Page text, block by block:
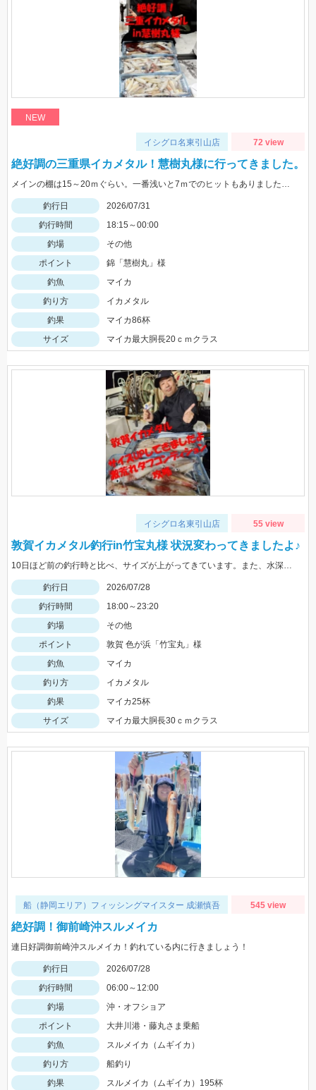
NEW
イシグロ名東引山店 72 view
絶好調の三重県イカメタル！慧樹丸様に行ってきました。
メインの棚は15～20ｍぐらい。一番浅いと7ｍでのヒットもありました。色々なカラーで釣れましたが、ケイムラ系が強かったです。サイズは小型中心の為、アタリが小さいので違和感→即フッキングですよ♪
釣行日
2026/07/31
釣行時間
18:15～00:00
釣場
その他
ポイント
錦「慧樹丸」様
釣魚
マイカ
釣り方
イカメタル
釣果
マイカ86杯
サイズ
マイカ最大胴長20ｃｍクラス
イシグロ名東引山店 55 view
敦賀イカメタル釣行in竹宝丸様 状況変わってきましたよ♪
10日ほど前の釣行時と比べ、サイズが上がってきています。また、水深も少し深くなりヒットレンジも30ｍ→40ｍにメインが変わってきている様子でした。カラーだけは変わらずケイムラ系のピンクがぶっちぎりで好反応でしたので、必ずピンク系は持って行ってください。
釣行日
2026/07/28
釣行時間
18:00～23:20
釣場
その他
ポイント
敦賀 色が浜「竹宝丸」様
釣魚
マイカ
釣り方
イカメタル
釣果
マイカ25杯
サイズ
マイカ最大胴長30ｃｍクラス
船（静岡エリア）フィッシングマイスター 成瀬慎吾 545 view
絶好調！御前崎沖スルメイカ
連日好調御前崎沖スルメイカ！釣れている内に行きましょう！
釣行日
2026/07/28
釣行時間
06:00～12:00
釣場
沖・オフショア
ポイント
大井川港・藤丸さま乗船
釣魚
スルメイカ（ムギイカ）
釣り方
船釣り
釣果
スルメイカ（ムギイカ）195杯